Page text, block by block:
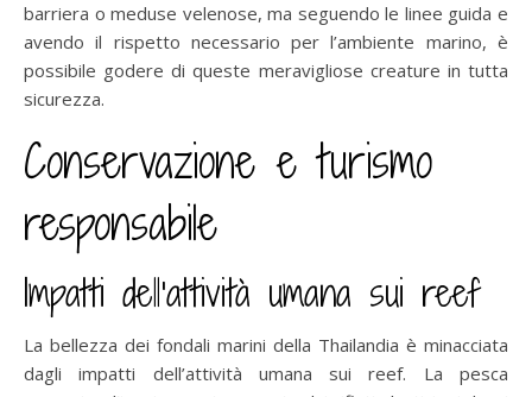
barriera o meduse velenose, ma seguendo le linee guida e
avendo il rispetto necessario per l’ambiente marino, è
possibile godere di queste meravigliose creature in tutta
sicurezza.
Conservazione e turismo
responsabile
Impatti dell’attività umana sui reef
La bellezza dei fondali marini della Thailandia è minacciata
dagli impatti dell’attività umana sui reef. La pesca